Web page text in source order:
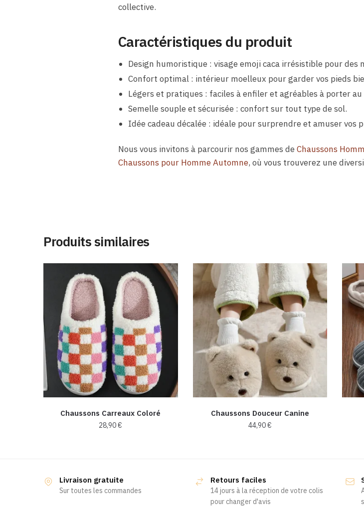
collective.
Caractéristiques du produit
Design humoristique : visage emoji caca irrésistible pour des
Confort optimal : intérieur moelleux pour garder vos pieds
Légers et pratiques : faciles à enfiler et agréables à porter
Semelle souple et sécurisée : confort sur tout type de sol.
Idée cadeau décalée : idéale pour surprendre et amuser vos
Nous vous invitons à parcourir nos gammes deChaussons
Chaussons pour Homme Automne, où vous trouverez une
Produits similaires
Chaussons Carreaux Coloré
28,90€
plusieurs
variations.
Chaussons Douceur Canine
44,90€
plusieurs
variations.
Les
Livraison gratuite
Sur toutes les commandes
Retours faciles
14 jours à la réception de votre colis
pour changer d'avis